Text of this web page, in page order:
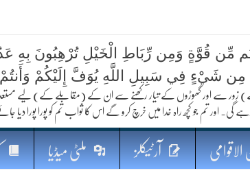
مِّن قُوَّةٍ وَمِن رِّبَاطِ الْخَيْلِ تُرْهِبُونَ بِهِ
مِن شَيْءٍ فِي سَبِيلِ اللَّهِ يُوَفَّ إِلَيْكُمْ وَأَنتُمْ
سے اور گھوڑوں کے تیار رکھنے سے ان کے (مقابلے کے) لیے مستعد
گی۔ اور تم جو کچھ راہ خدا میں خرچ کرو گے اس کا ثواب تم کو پورا پورا دیا
الاقوامی آرٹیکلز ملٹی میڈیا